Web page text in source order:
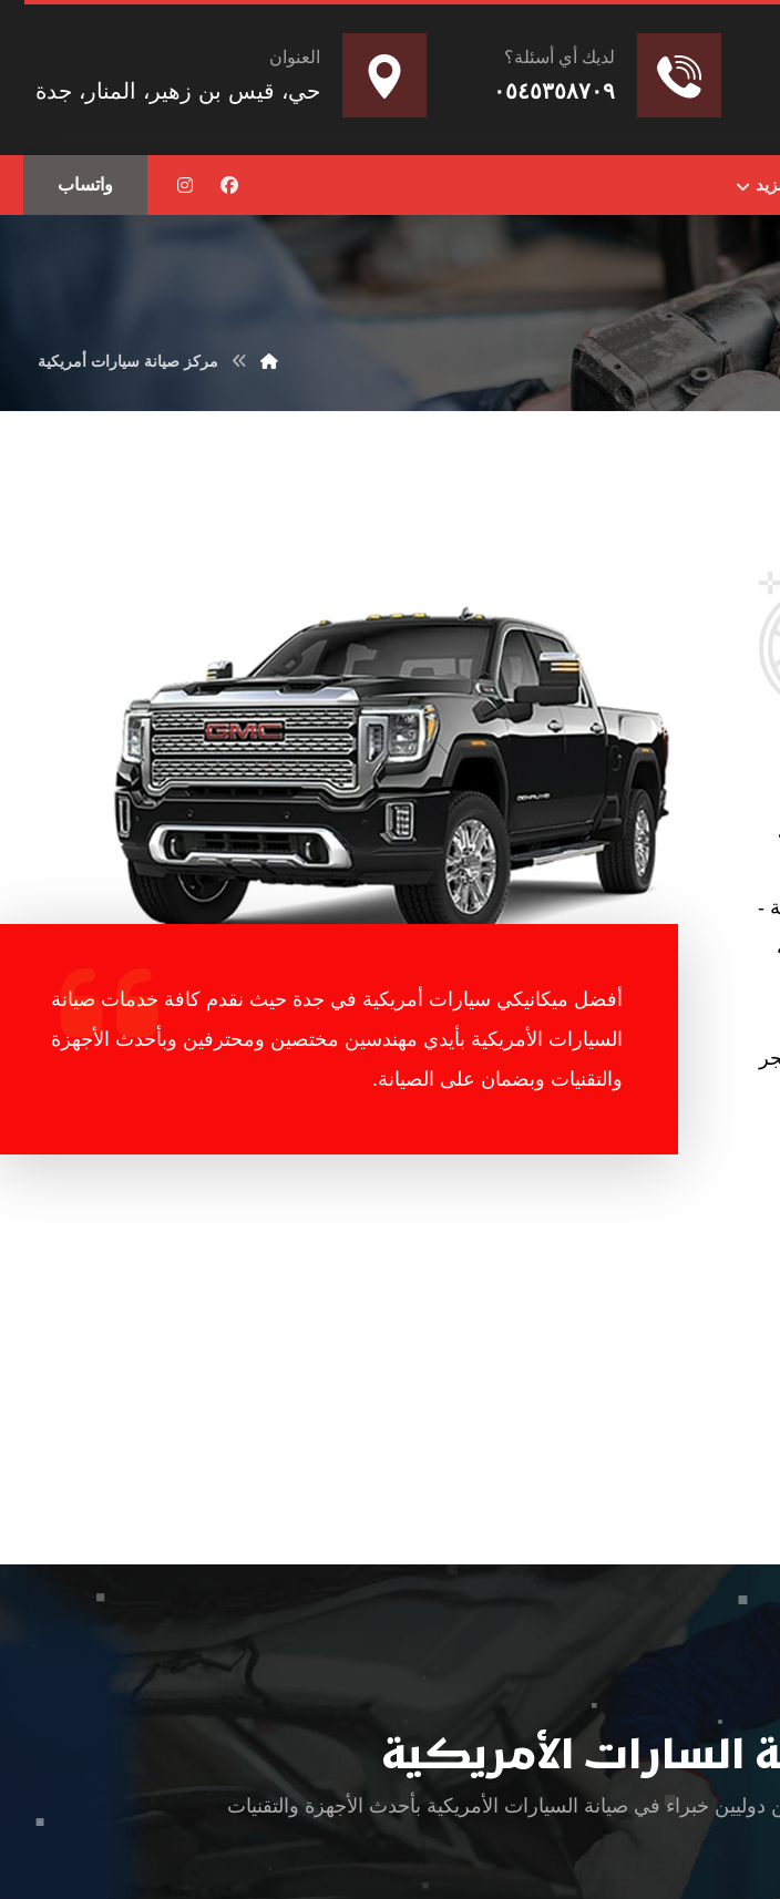
العنوان
حي، قيس بن زهير، المنار، جدة
لديك أي أسئلة؟
٠٥٤٥٣٥٨٧٠٩
واتساب
مركز صيانة سيارات أمريكية
-
أفضل ميكانيكي سيارات أمريكية في جدة حيث نقدم كافة خدمات صيانة
السيارات الأمريكية بأيدي مهندسين مختصين ومحترفين وبأحدث الأجهزة
والتقنيات وبضمان على الصيانة.
السارات الأمريكية
خبراء في صيانة السيارات الأمريكية بأحدث الأجهزة والتقنيات